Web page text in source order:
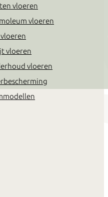
vloeren
vloeren
vloeren
vloeren
vloeren